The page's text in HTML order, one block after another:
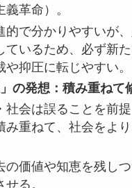
義革命）。
的で分かりやすいが
ているため、必ず新た
や抑圧に転じやすい。
」の発想：積み重ねて
社会は誤ることを前
み重ねて、社会をよ
の価値や知恵を残し
せる。